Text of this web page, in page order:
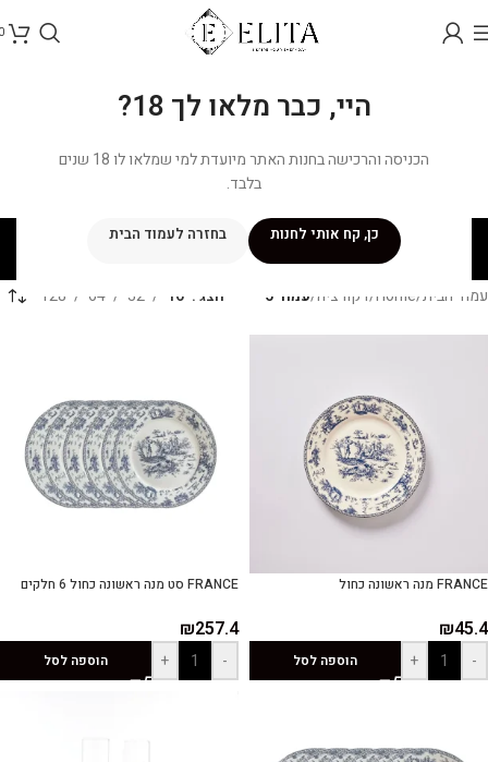
היי, כבר מלאו לך 18?
הכניסה והרכישה בחנות האתר מיועדת למי שמלאו לו 18 שנים
בלבד.
כן, קח אותי לחנות בחזרה לעמוד הביתדקורציה
עמוד הבית/
Home
/דקורציה/עמוד 5 הצג 16
32
64
128
FRANCE מנה ראשונה כחול
₪45.4
-
+ הוספה לסל
FRANCE סט מנה ראשונה כחול 6 חלקים
₪257.4
-
+ הוספה לסל